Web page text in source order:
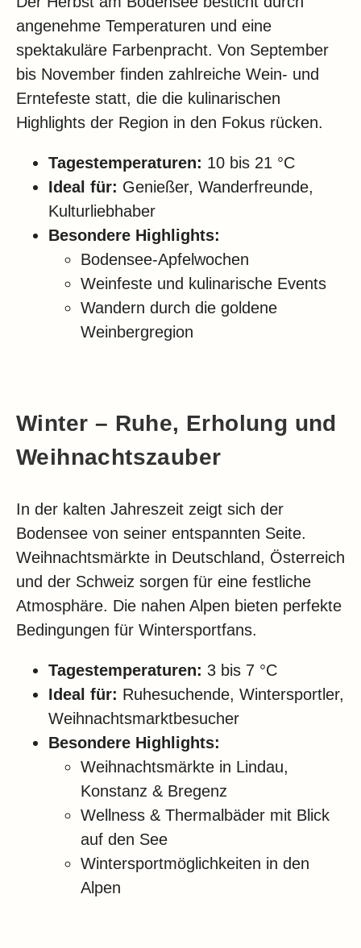
angenehme Temperaturen und eine
spektakuläre Farbenpracht. Von September
bis November finden zahlreiche Wein- und
Erntefeste statt, die die kulinarischen
Highlights der Region in den Fokus rücken.
Tagestemperaturen: 10 bis 21 °C
Ideal für: Genießer, Wanderfreunde,
Kulturliebhaber
Besondere Highlights:
Bodensee-Apfelwochen
Weinfeste und kulinarische Events
Wandern durch die goldene
Weinbergregion
Winter – Ruhe, Erholung und
Weihnachtszauber
In der kalten Jahreszeit zeigt sich der
Bodensee von seiner entspannten Seite.
Weihnachtsmärkte in Deutschland, Österreich
und der Schweiz sorgen für eine festliche
Atmosphäre. Die nahen Alpen bieten perfekte
Bedingungen für Wintersportfans.
Tagestemperaturen: 3 bis 7 °C
Ideal für: Ruhesuchende, Wintersportler,
Weihnachtsmarktbesucher
Besondere Highlights:
Weihnachtsmärkte in Lindau,
Konstanz & Bregenz
Wellness & Thermalbäder mit Blick
auf den See
Wintersportmöglichkeiten in den
Alpen